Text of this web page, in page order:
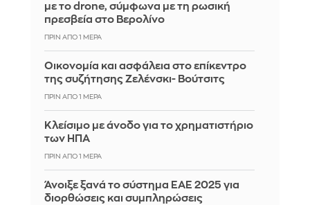
με το drone, σύμφωνα με τη ρωσική
πρεσβεία στο Βερολίνο
ΠΡΙΝ ΑΠΌ 1 ΜΈΡΑ
Οικονομία και ασφάλεια στο επίκεντρο
της συζήτησης Ζελένσκι- Βούτσιτς
ΠΡΙΝ ΑΠΌ 1 ΜΈΡΑ
Κλείσιμο με άνοδο για το χρηματιστήριο
των ΗΠΑ
ΠΡΙΝ ΑΠΌ 1 ΜΈΡΑ
Άνοιξε ξανά το σύστημα ΕΑΕ 2025 για
διορθώσεις και συμπληρώσεις